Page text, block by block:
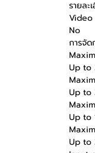
รายละ
No
การจั
Up to
Up to
Up to
Up to